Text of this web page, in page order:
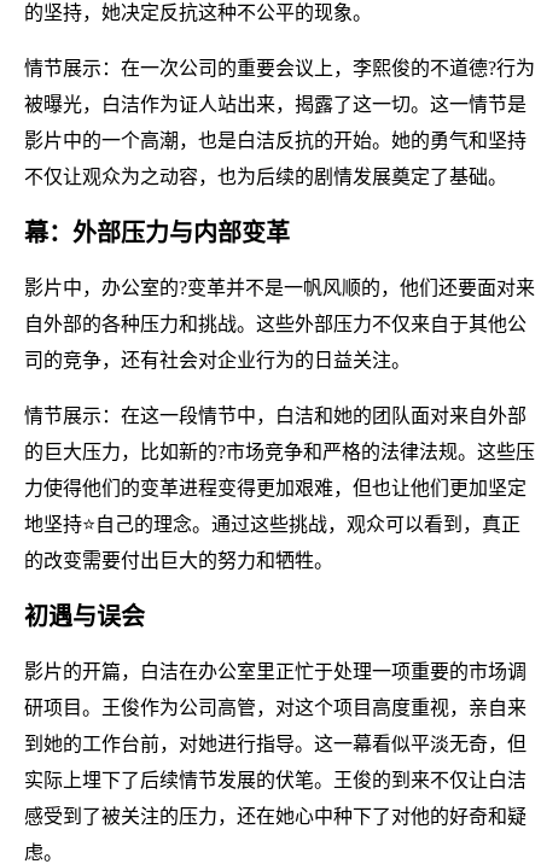
的坚持，她决定反抗这种不公平的现象。
情节展示：在一次公司的重要会议上，李熙俊的不道德?行为
被曝光，白洁作为证人站出来，揭露了这一切。这一情节是
影片中的一个高潮，也是白洁反抗的开始。她的勇气和坚持
不仅让观众为之动容，也为后续的剧情发展奠定了基础。
幕：外部压力与内部变革
影片中，办公室的?变革并不是一帆风顺的，他们还要面对来
自外部的各种压力和挑战。这些外部压力不仅来自于其他公
司的竞争，还有社会对企业行为的日益关注。
情节展示：在这一段情节中，白洁和她的团队面对来自外部
的巨大压力，比如新的?市场竞争和严格的法律法规。这些压
力使得他们的变革进程变得更加艰难，但也让他们更加坚定
地坚持⭐自己的理念。通过这些挑战，观众可以看到，真正
的改变需要付出巨大的努力和牺牲。
初遇与误会
影片的开篇，白洁在办公室里正忙于处理一项重要的市场调
研项目。王俊作为公司高管，对这个项目高度重视，亲自来
到她的工作台前，对她进行指导。这一幕看似平淡无奇，但
实际上埋下了后续情节发展的伏笔。王俊的到来不仅让白洁
感受到了被关注的压力，还在她心中种下了对他的好奇和疑
虑。